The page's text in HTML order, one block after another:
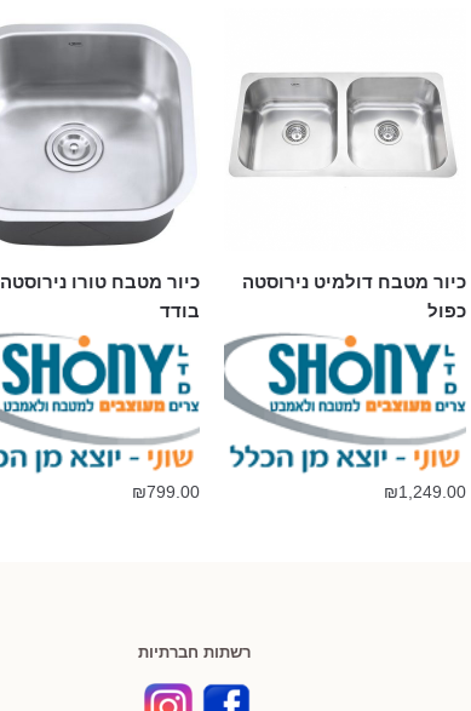
כיור מטבח דולמיט נירוסטה
כפול
₪1,249.00
כיור מטבח טורו נירוסטה
בודד
₪799.00
רשתות חברתיות